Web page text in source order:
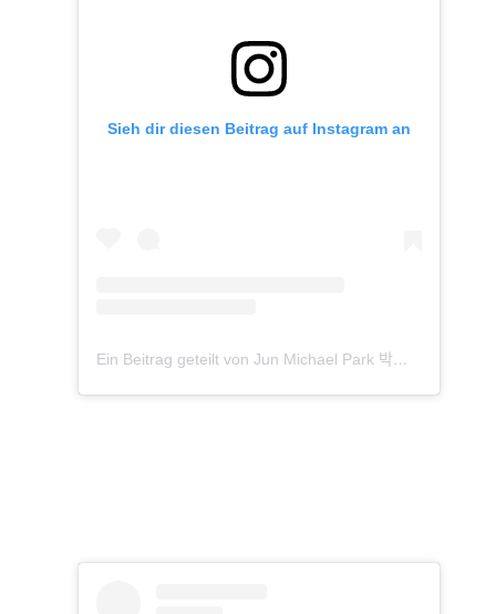
Sieh dir diesen Beitrag auf Instagram an
Ein Beitrag geteilt von Jun Michael Park 박준수